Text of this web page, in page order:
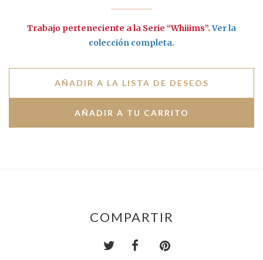
Trabajo perteneciente a la Serie “Whiiims”.Ver la
colección completa.
AÑADIR A LA LISTA DE DESEOS
COMPARTIR